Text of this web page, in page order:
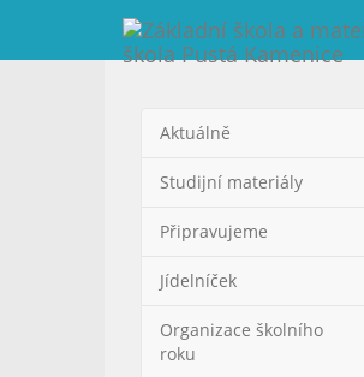
Aktuálně
Studijní materiály
Připravujeme
Jídelníček
Organizace školního
roku